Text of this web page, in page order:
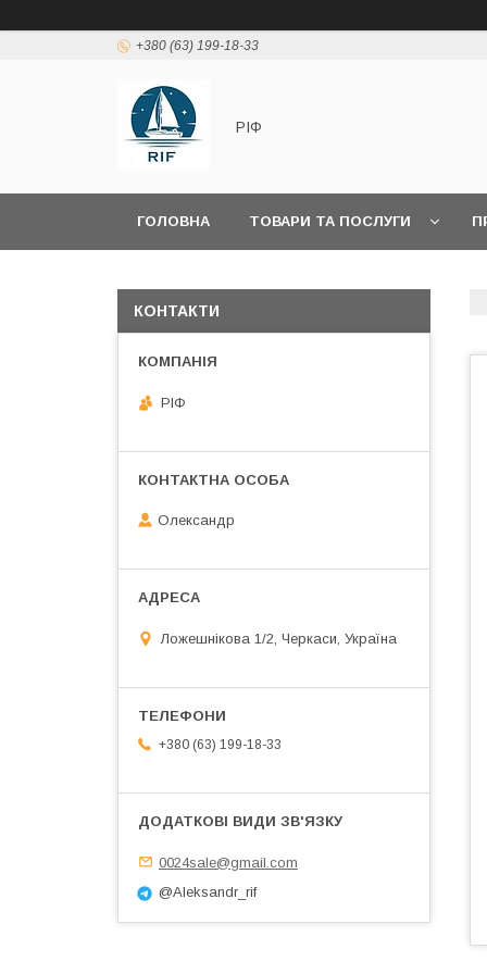
+380 (63) 199-18-33
РІФ
ГОЛОВНА ТОВАРИ ТА ПОСЛУГИ
КОНТАКТИ
РІФ
Олександр
Ложешнікова 1/2, Черкаси, Україна
+380 (63) 199-18-33
0024sale@gmail.com
@Aleksandr_rif